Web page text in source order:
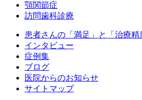
顎関節症
訪問歯科診療
患者さんの「満足」と「治療
インタビュー
症例集
ブログ
医院からのお知らせ
サイトマップ